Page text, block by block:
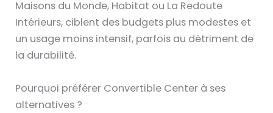
Maisons du Monde, Habitat ou La Redoute
Intérieurs, ciblent des budgets plus modestes et
un usage moins intensif, parfois au détriment de
la durabilité.
Pourquoi préférer Convertible Center à ses
alternatives ?